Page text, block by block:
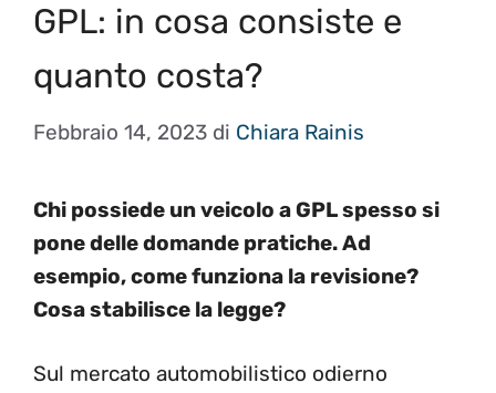
GPL: in cosa consiste e
quanto costa?
Febbraio 14, 2023 di Chiara Rainis
Chi possiede un veicolo a GPL spesso si
pone delle domande pratiche. Ad
esempio, come funziona la revisione?
Cosa stabilisce la legge?
Sul mercato automobilistico odierno